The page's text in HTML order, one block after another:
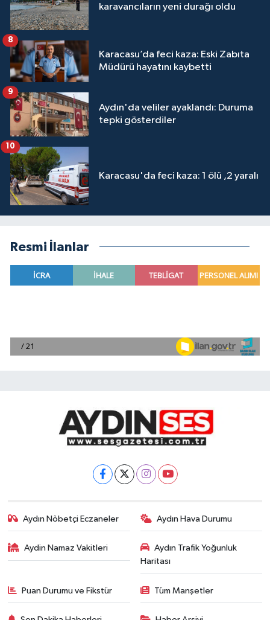
karavancıların yeni durağı oldu
Karacasu’da feci kaza: Eski Zabıta
Müdürü hayatını kaybetti
8
Aydın'da veliler ayaklandı: Duruma
tepki gösterdiler
9
Karacasu'da feci kaza: 1 ölü ,2 yaralı
10
Resmi İlanlar
Aydın Nöbetçi Eczaneler Aydın Hava Durumu
Aydin Namaz Vakitleri
Aydın Trafik Yoğunluk
Haritası
Puan Durumu ve Fikstür Tüm Manşetler